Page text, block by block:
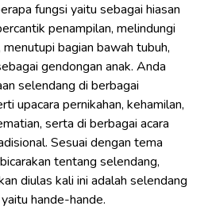
fungsi yaitu sebagai hiasan
penampilan, melindungi
bagian bawah tubuh,
gendongan anak. Anda
selendang di berbagai
upacara pernikahan, kehamilan,
serta di berbagai acara
Sesuai dengan tema
tentang selendang,
diulas kali ini adalah selendang
hande-hande.